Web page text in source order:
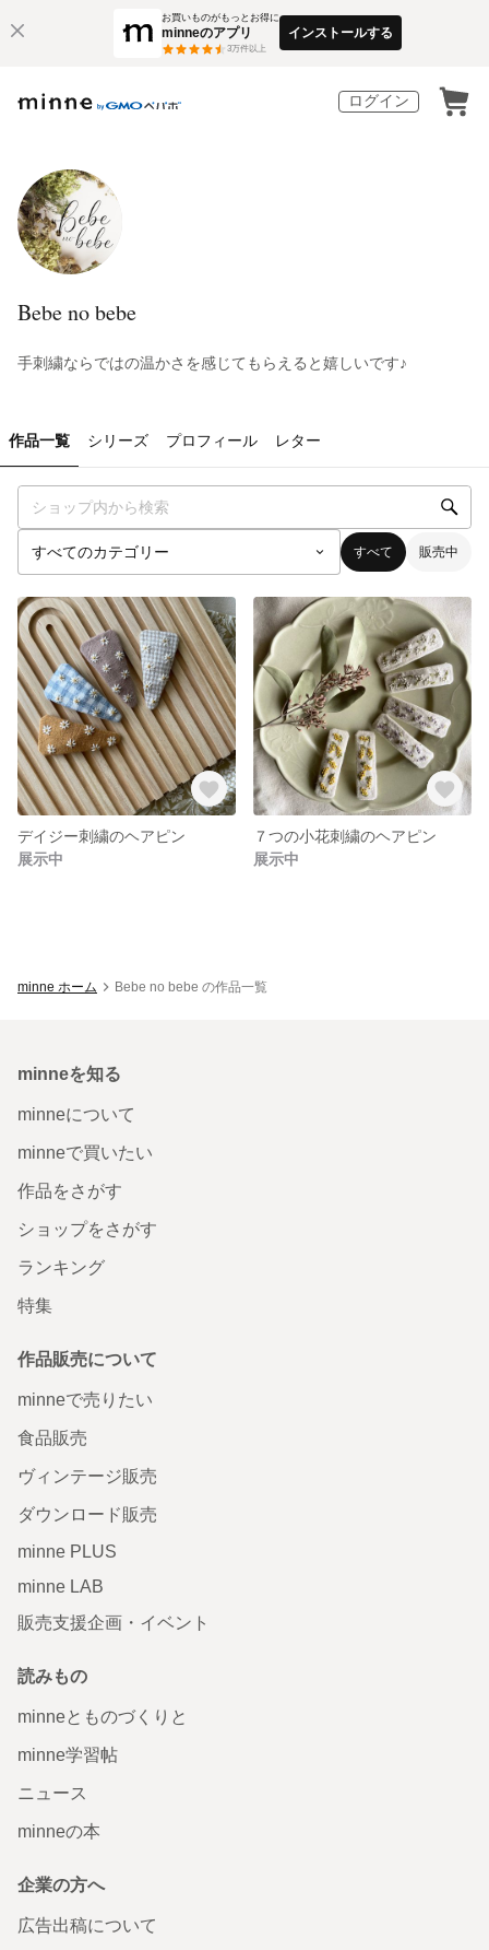
お買いものがもっとお得に
minneのアプリ
3万件以上
インストールする
ログイン
Bebe no bebe
手刺繍ならではの温かさを感じてもらえると嬉しいです♪
作品一覧 シリーズ プロフィール レター
すべて 販売中
デイジー刺繍のヘアピン
展示中
７つの小花刺繍のヘアピン
展示中
minne ホーム Bebe no bebe の作品一覧
minneを知る
minneについて
minneで買いたい
作品をさがす
ショップをさがす
ランキング
特集
作品販売について
minneで売りたい
食品販売
ヴィンテージ販売
ダウンロード販売
minne PLUS
minne LAB
販売支援企画・イベント
読みもの
minneとものづくりと
minne学習帖
ニュース
minneの本
企業の方へ
広告出稿について